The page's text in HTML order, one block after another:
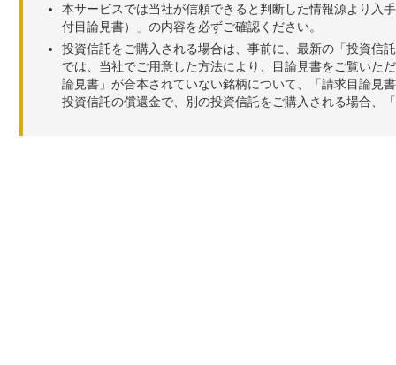
本サービスでは当社が信頼できると判断した情報源より入
付目論見書）」の内容を必ずご確認ください。
投資信託をご購入される場合は、事前に、最新の「投資信
では、当社でご用意した方法により、目論見書をご覧いた
論見書」が合本されていない銘柄について、「請求目論見
投資信託の償還金で、別の投資信託をご購入される場合、